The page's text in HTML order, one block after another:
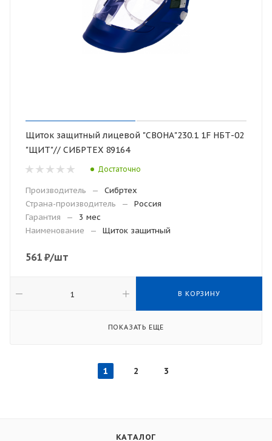
Щиток защитный лицевой "СВОНА"230.1 1F НБТ-02
"ЩИТ"// СИБРТЕХ 89164
Достаточно
Производитель —
Сибртех
Страна-производитель
—
Россия
Гарантия
—
3 мес
Наименование
— Щиток защитный
561 ₽/шт
В КОРЗИНУ
ПОКАЗАТЬ ЕЩЕ
1 2 3
КАТАЛОГ